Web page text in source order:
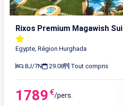
Rixos Premium Magawish
Egypte, Région Hurghada
8J/7N 29.08 Tout compris
1789 €/pers.